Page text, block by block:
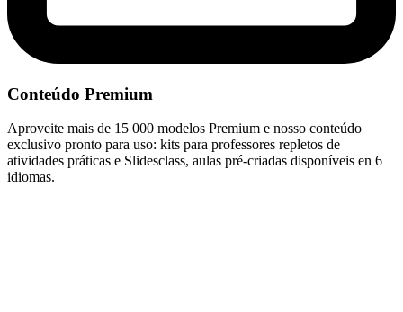
Conteúdo Premium
Aproveite mais de 15 000 modelos Premium e nosso conteúdo
exclusivo pronto para uso: kits para professores repletos de
atividades práticas e Slidesclass, aulas pré-criadas disponíveis en 6
idiomas.